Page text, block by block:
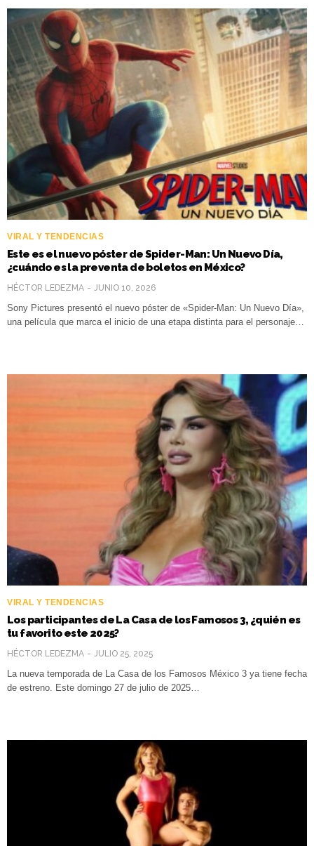
VIRAL Y TENDENCIAS
Este es el nuevo póster de Spider-Man: Un Nuevo Día,
¿cuándo es la preventa de boletos en México?
HÉCTOR LEDEZMA JUNIO 10, 2026
Sony Pictures presentó el nuevo póster de «Spider-Man: Un Nuevo Día»,
una película que marca el inicio de una etapa distinta para el personaje…
VIRAL Y TENDENCIAS
Los participantes de La Casa de los Famosos 3, ¿quién es
tu favorito este 2025?
HÉCTOR LEDEZMA JULIO 25, 2025
La nueva temporada de La Casa de los Famosos México 3 ya tiene fecha
de estreno. Este domingo 27 de julio de 2025…